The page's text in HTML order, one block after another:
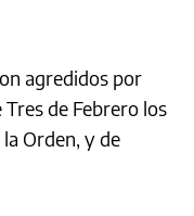
agredidos por
de Febrero los
Orden, y de